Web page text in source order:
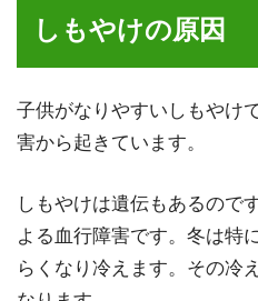
しもやけの原因
子供がなりやすいしもやけ
害から起きています。
しもやけは遺伝もあるので
よる血行障害です。冬は特
らくなり冷えます。その冷